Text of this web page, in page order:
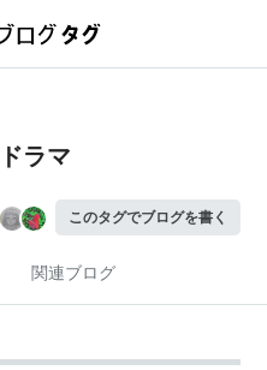
ラマ
このタグでブログを書く
関連ブログ